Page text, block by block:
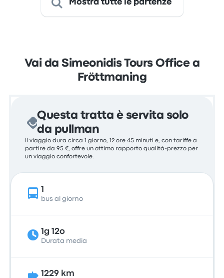
Mostra tutte le partenze
Vai da Simeonidis Tours Office a
Fröttmaning
Questa tratta è servita solo
da pullman
Il viaggio dura circa 1 giorno, 12 ore 45 minuti e, con tariffe a
partire da 95 €, offre un ottimo rapporto qualità-prezzo per
un viaggio confortevole.
1
bus al giorno
1g 12o
Durata media
1229 km